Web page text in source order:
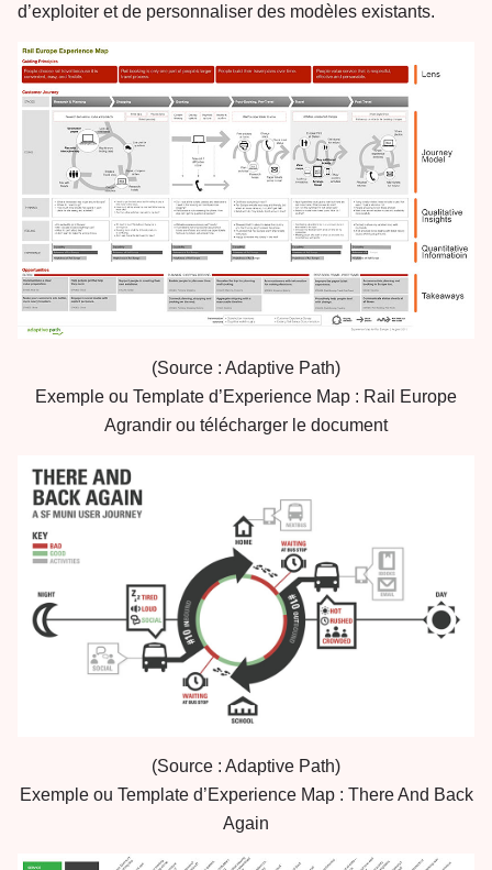
d’exploiter et de personnaliser des modèles existants.
(Source : Adaptive Path)
Exemple ou Template d’Experience Map : Rail Europe
Agrandir ou télécharger le document
(Source : Adaptive Path)
Exemple ou Template d’Experience Map : There And Back
Again